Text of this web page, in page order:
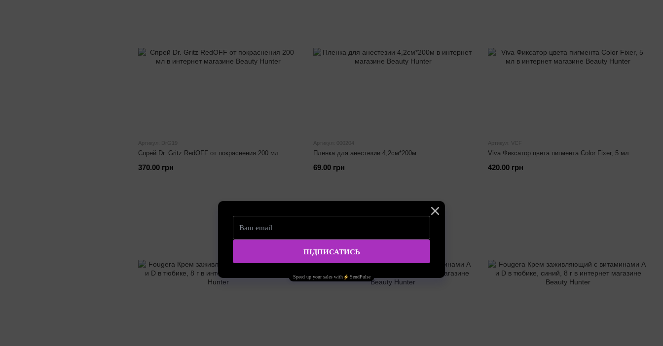
Артикул: DrG19
Спрей Dr. Gritz RedOFF от покраснения 200 мл
370.00 грн
Артикул: 000204
Пленка для анестезии 4,2см*200м
69.00 грн
Артикул: VCF
Viva Фиксатор цвета пигмента Color Fixer, 5 мл
420.00 грн